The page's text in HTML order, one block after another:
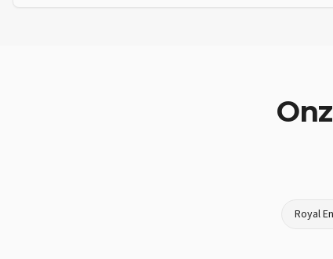
Royal